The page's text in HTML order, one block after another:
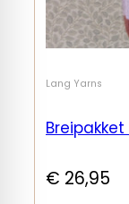
Lang Yarns
€ 26,95